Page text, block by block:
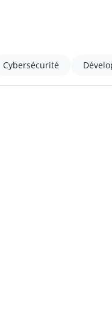
Cybersécurité